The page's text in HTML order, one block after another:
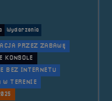
Wydarzenia
PRZEZ ZABAWĘ
KONSOLE
BEZ INTERNETU
W TERENIE